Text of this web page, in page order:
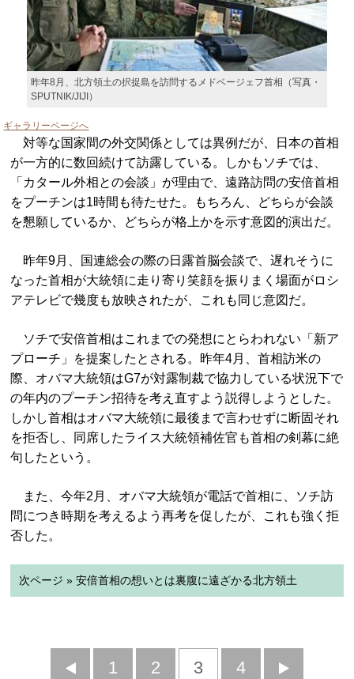
昨年8月、北方領土の択捉島を訪問するメドベージェフ首相（写真・
SPUTNIK/JIJI）
ギャラリーページへ
対等な国家間の外交関係としては異例だが、日本の首相
が一方的に数回続けて訪露している。しかもソチでは、
「カタール外相との会談」が理由で、遠路訪問の安倍首相
をプーチンは1時間も待たせた。もちろん、どちらが会談
を懇願しているか、どちらが格上かを示す意図的演出だ。
昨年9月、国連総会の際の日露首脳会談で、遅れそうに
なった首相が大統領に走り寄り笑顔を振りまく場面がロシ
アテレビで幾度も放映されたが、これも同じ意図だ。
ソチで安倍首相はこれまでの発想にとらわれない「新ア
プローチ」を提案したとされる。昨年4月、首相訪米の
際、オバマ大統領はG7が対露制裁で協力している状況下で
の年内のプーチン招待を考え直すよう説得しようとした。
しかし首相はオバマ大統領に最後まで言わせずに断固それ
を拒否し、同席したライス大統領補佐官も首相の剣幕に絶
句したという。
また、今年2月、オバマ大統領が電話で首相に、ソチ訪
問につき時期を考えるよう再考を促したが、これも強く拒
否した。
次ページ » 安倍首相の想いとは裏腹に遠ざかる北方領土
前
1 2 3 4